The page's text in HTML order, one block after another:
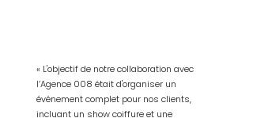
« L'objectif de notre collaboration avec
l’Agence 008 était d'organiser un
événement complet pour nos clients,
incluant un show coiffure et une